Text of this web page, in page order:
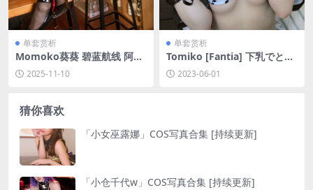
单套赏析
Momoko葵葵 碧蓝航线 阿尔
达伯特亲王[21P-394.3M]
2025-11-10
单套赏析
Tomiko [Fantia] 下乳でとる
牛🐄 [43P1V-104MB]
2023-06-01
猜你喜欢
「小女巫露娜」COS写真合集 [持续更新]
「小仓千代w」COS写真合集 [持续更新]